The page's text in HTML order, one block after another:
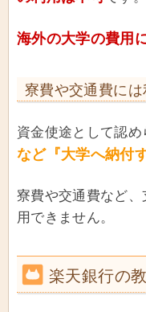
海外の大学の費用
寮費や交通費に
資金使途として認め
など『大学へ納付
寮費や交通費など、
用できません。
楽天銀行の